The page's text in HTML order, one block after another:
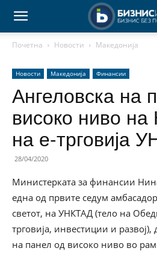
Почетна Новости Македонија
Новости Македонија Финансии
Ангеловска на
високо ниво
на е-трговија
28/04/2020
Министерката за финансии
една од првите седум
светот, на УНКТАД (тело на
трговија, инвестиции и развој),
на панел од високо ниво во